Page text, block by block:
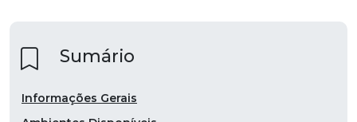
Sumário
Informações Gerais